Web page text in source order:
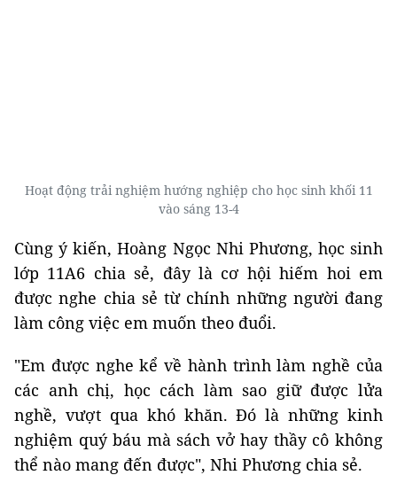
Hoạt động trải nghiệm hướng nghiệp cho học sinh khối 11
vào sáng 13-4
Cùng ý kiến, Hoàng Ngọc Nhi Phương, học sinh
lớp 11A6 chia sẻ, đây là cơ hội hiếm hoi em
được nghe chia sẻ từ chính những người đang
làm công việc em muốn theo đuổi.
"Em được nghe kể về hành trình làm nghề của
các anh chị, học cách làm sao giữ được lửa
nghề, vượt qua khó khăn. Đó là những kinh
nghiệm quý báu mà sách vở hay thầy cô không
thể nào mang đến được", Nhi Phương chia sẻ.